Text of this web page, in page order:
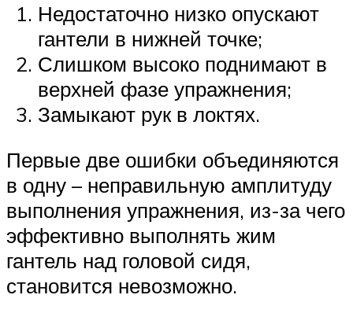
Недостаточно низко опускают
гантели в нижней точке;
Слишком высоко поднимают в
верхней фазе упражнения;
Замыкают рук в локтях.
Первые две ошибки объединяются
в одну – неправильную амплитуду
выполнения упражнения, из-за чего
эффективно выполнять жим
гантель над головой сидя,
становится невозможно.